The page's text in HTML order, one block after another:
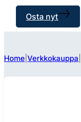
Osta nyt
Home Verkkokauppa